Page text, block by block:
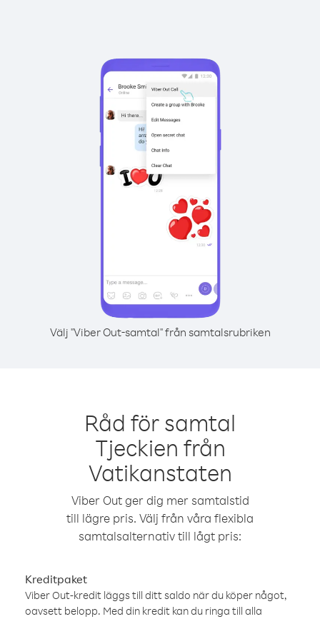
Välj "Viber Out-samtal" från samtalsrubriken
Råd för samtal
Tjeckien från
Vatikanstaten
Viber Out ger dig mer samtalstid
till lägre pris. Välj från våra flexibla
samtalsalternativ till lågt pris:
Kreditpaket
Viber Out-kredit läggs till ditt saldo när du köper något,
oavsett belopp. Med din kredit kan du ringa till alla